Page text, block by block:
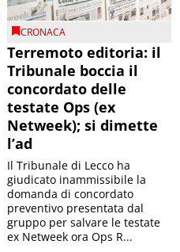
CRONACA
Terremoto editoria: il
Tribunale boccia il
concordato delle
testate Ops (ex
Netweek); si dimette
l’ad
Il Tribunale di Lecco ha
giudicato inammissibile la
domanda di concordato
preventivo presentata dal
gruppo per salvare le testate
ex Netweek ora Ops R...